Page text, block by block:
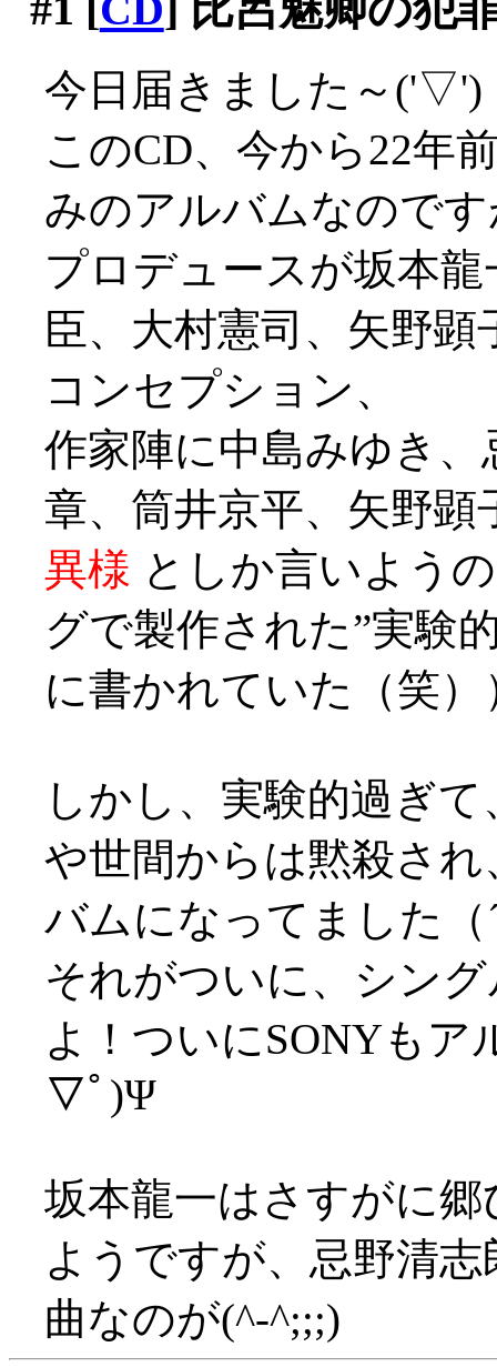
今日届きました～('▽')
このCD、今から22年
みのアルバムなので
プロデュースが坂本
臣、大村憲司、矢野
コンセプション、
作家陣に中島みゆき
章、筒井京平、矢野顕
異様 としか言いよう
グで製作された”実験
に書かれていた（笑
しかし、実験的過ぎ
や世間からは黙殺さ
バムになってました（
それがついに、シン
よ！ついにSONYも
▽ﾟ)Ψ
坂本龍一はさすがに
ようですが、忌野清
曲なのが(^-^;;;)